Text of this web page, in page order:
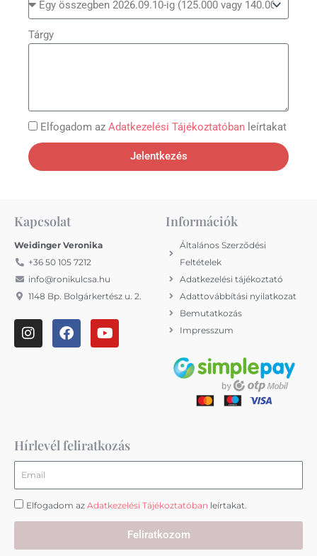
Tárgy
Elfogadom az Adatkezelési Tájékoztatóban leírtakat
Jelentkezés
Kapcsolat
Weidinger Veronika
+36 50 105 7212
info@ronikulcsa.hu
1148 Bp. Bolgárkertész u. 2.
I
n
m
F
a
Y
o
Információk
Általános Szerződési
Feltételek
Adatkezelési tájékoztató
Adattovábbítási nyilatkozat
Bemutatkozás
Impresszum
Hírlevél feliratkozás
Elfogadom az Adatkezelési Tájékoztatóban leírtakat.
Feliratkozom